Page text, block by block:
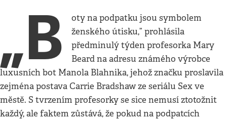
„B
oty na podpatku jsou symbolem
ženského útisku,” prohlásila
předminulý týden profesorka Mary
Beard na adresu známého výrobce
luxusních bot Manola Blahnika, jehož značku proslavila
zejména postava Carrie Bradshaw ze seriálu Sex ve
městě. S tvrzením profesorky se sice nemusí ztotožnit
každý, ale faktem zůstává, že pokud na podpatcích